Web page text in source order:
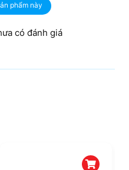
phẩm này
có đánh giá